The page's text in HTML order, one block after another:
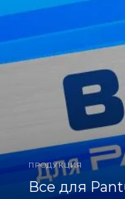
ПРОДУКЦИЯ
Все для